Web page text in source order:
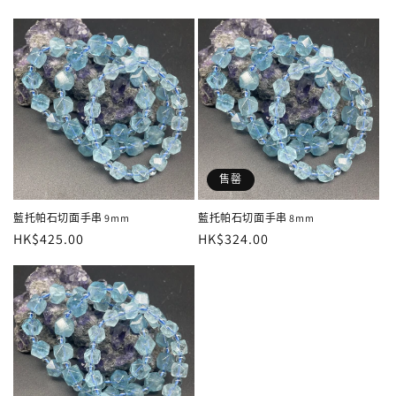
藍托帕石切面手串 9mm
定
價
HK$425.00
售罄
藍托帕石切面手串 8mm
定
HK$324.00